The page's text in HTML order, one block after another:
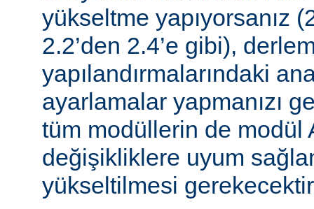
yükseltme yapıyorsanız
2.2’den 2.4’e gibi),
yapılandırmalarındaki
ayarlamalar yapmanızı
tüm modüllerin de modül
değişikliklere uyum
yükseltilmesi